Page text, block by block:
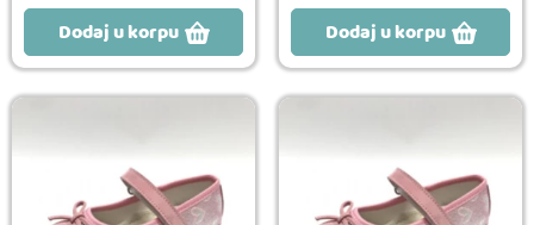
Dodaj u korpu Dodaj u korpu